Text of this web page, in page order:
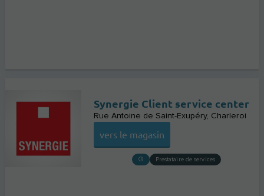
Synergie Client service center
Rue Antoine de Saint-Exupéry Charleroi
vers le magasin
Prestataire de services